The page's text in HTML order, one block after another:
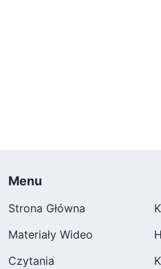
Menu
Strona Główna
Materiały Wideo
Czytania